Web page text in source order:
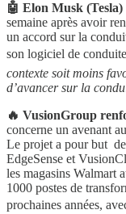
🤖 Elon Musk
semaine après avoir
un accord sur la
son logiciel de
contexte soit moins
d’avancer sur la
🔥 VusionGroup
concerne un avenant
Le projet a pour but
EdgeSense et
les magasins Walmart
1000 postes de
prochaines années,